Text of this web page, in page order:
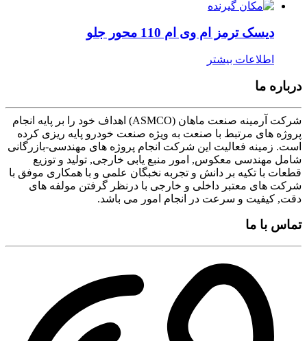
دیسک ترمز ام وی ام 110 محور جلو
اطلاعات بیشتر
درباره ما
شرکت آرمینه صنعت ماهان (ASMCO) اهداف خود را بر پایه انجام
پروژه های مرتبط با صنعت به ویژه صنعت خودرو پایه ریزی کرده
است. زمینه فعالیت این شرکت انجام پروژه های مهندسی-بازرگانی
شامل مهندسی معکوس, امور منبع یابی خارجی, تولید و توزیع
قطعات با تکیه بر دانش و تجربه نخبگان علمی و با همکاری موفق با
شرکت های معتبر داخلی و خارجی با درنظر گرفتن مولفه های
دقت, کیفیت و سرعت در انجام امور می باشد.
تماس با ما